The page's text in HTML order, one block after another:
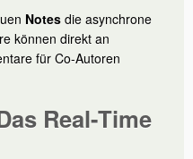
Notes die asynchrone
können direkt an
für Co-Autoren
Real-Time